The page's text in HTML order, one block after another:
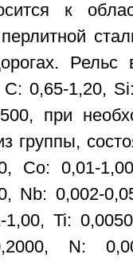
к
Рельс
0,65-1,20,
при
группы,
Co: 0,01-
Nb: 0,002-
Ti:
N: